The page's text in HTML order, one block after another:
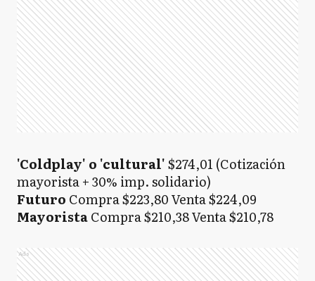
'Coldplay' o 'cultural'$274,01 (Cotización
mayorista + 30% imp. solidario)
Futuro Compra $223,80 Venta $224,09
MayoristaCompra $210,38 Venta $210,78
Ads